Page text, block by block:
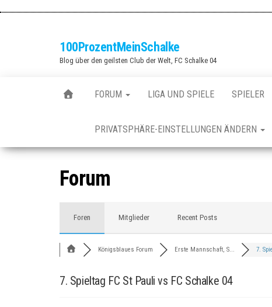
100ProzentMeinSchalke
Blog über den geilsten Club der Welt, FC Schalke 04
FORUM LIGA UND SPIELE SPIELER
PRIVATSPHÄRE-EINSTELLUNGEN ÄNDERN
Forum
Foren Mitglieder Recent Posts
Königsblaues Forum Erste Mannschaft, S... 7.
7. Spieltag FC St Pauli vs FC Schalke 04